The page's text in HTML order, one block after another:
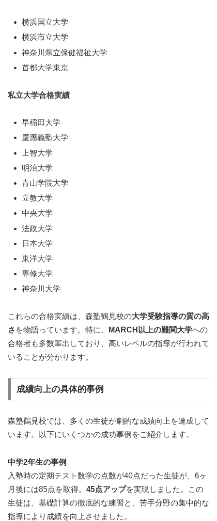
横浜国立大学
横浜市立大学
神奈川県立保健福祉大学
首都大学東京
私立大学合格実績
早稲田大学
慶應義塾大学
上智大学
明治大学
青山学院大学
立教大学
中央大学
法政大学
日本大学
東洋大学
専修大学
神奈川大学
これらの合格実績は、森塾鶴見校の大学受験指導の質の高
さ を物語っています。特に、 MARCH以上の難関大学への
合格者も多数輩出しており、高いレベルの指導が行われて
いることが分かります。
成績向上の具体的事例
森塾鶴見校では、多くの生徒が劇的な成績向上を達成して
います。以下にいくつかの成功事例をご紹介します。
中学2年生の事例
入塾時の定期テスト数学の点数が40点だった生徒が、6ヶ
月後には85点を取得。 45点アップを実現しました。この
生徒は、基礎計算の徹底的な練習と、苦手分野の集中的な
指導により成績を向上させました。